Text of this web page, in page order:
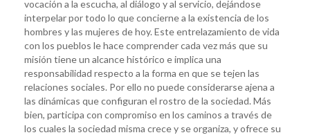
vocación a la escucha, al diálogo y al servicio, dejándose
interpelar por todo lo que concierne a la existencia de los
hombres y las mujeres de hoy. Este entrelazamiento de vida
con los pueblos le hace comprender cada vez más que su
misión tiene un alcance histórico e implica una
responsabilidad respecto a la forma en que se tejen las
relaciones sociales. Por ello no puede considerarse ajena a
las dinámicas que configuran el rostro de la sociedad. Más
bien, participa con compromiso en los caminos a través de
los cuales la sociedad misma crece y se organiza, y ofrece su